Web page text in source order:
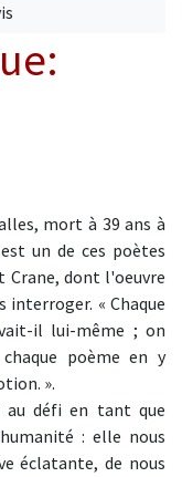
mort à 39 ans à
un de ces poètes
Crane, dont l'oeuvre
interroger. « Chaque
il lui-même ; on
poème en y
».
au défi en tant que
: elle nous
éclatante, de nous